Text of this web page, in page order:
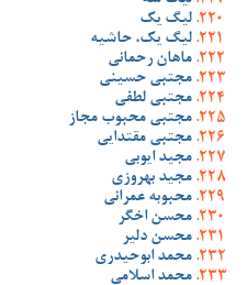
لیگ یک
لیگ یک، حاشیه
ماهان رحمانی
مجتبی حسینی
مجتبی لطفی
مجتبی محبوب مجاز
مجتبی مقتدایی
مجید ایوبی
مجید بهروزی
محبوبه عمرانی
محسن اخگر
محسن دلیر
محمد ابوحیدری
محمد اسلامی